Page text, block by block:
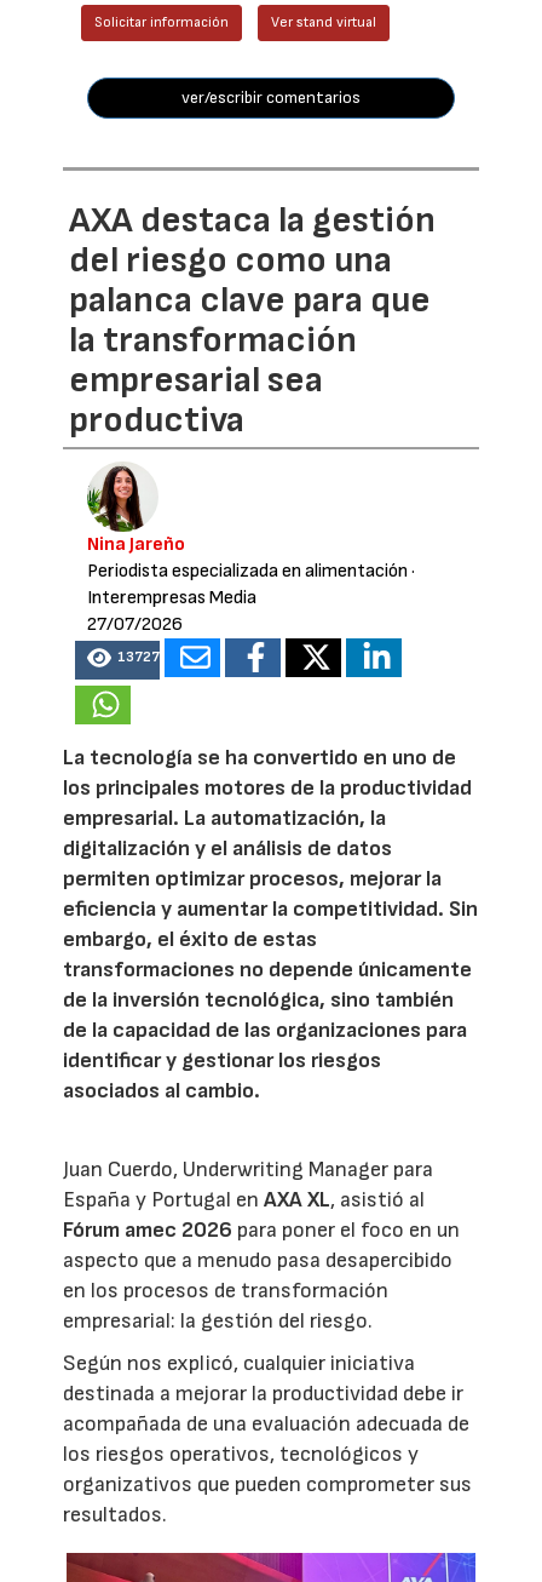
Solicitar información Ver stand virtual
ver/escribir comentarios
AXA destaca la gestión
del riesgo como una
palanca clave para que
la transformación
empresarial sea
productiva
Nina Jareño
Periodista especializada en alimentación ·
Interempresas Media
27/07/2026
13727
La tecnología se ha convertido en uno de
los principales motores de la productividad
empresarial. La automatización, la
digitalización y el análisis de datos
permiten optimizar procesos, mejorar la
eficiencia y aumentar la competitividad. Sin
embargo, el éxito de estas
transformaciones no depende únicamente
de la inversión tecnológica, sino también
de la capacidad de las organizaciones para
identificar y gestionar los riesgos
asociados al cambio.
Juan Cuerdo, Underwriting Manager para
España y Portugal enAXA XL, asistió al
Fórum amec 2026 para poner el foco en un
aspecto que a menudo pasa desapercibido
en los procesos de transformación
empresarial: la gestión del riesgo.
Según nos explicó, cualquier iniciativa
destinada a mejorar la productividad debe ir
acompañada de una evaluación adecuada de
los riesgos operativos, tecnológicos y
organizativos que pueden comprometer sus
resultados.